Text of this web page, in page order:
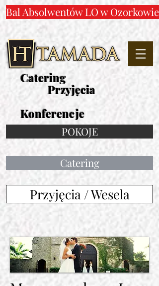
Bal Absolwentów LO w Ozorkowie
Catering
Przyjęcia
Konferencje
POKOJE
Catering
Przyjęcia / Wesela